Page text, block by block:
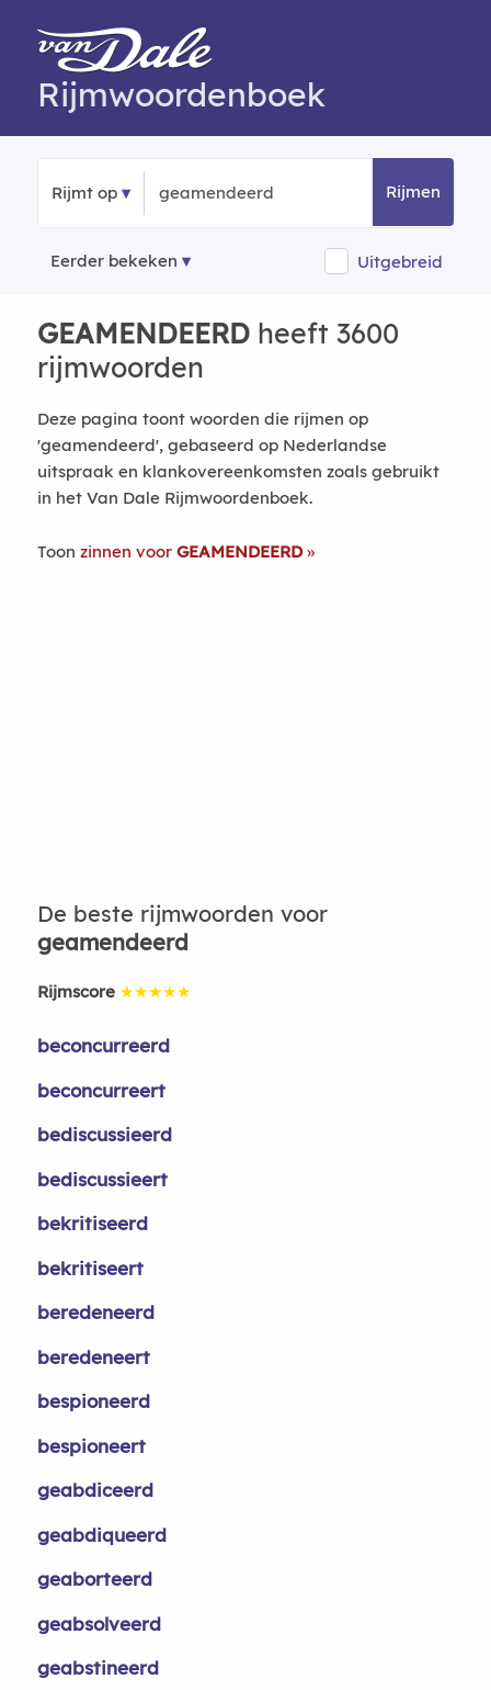
Rijmwoordenboek
Rijmt op Rijmen
Eerder bekeken Uitgebreid
GEAMENDEERDheeft 3600
rijmwoorden
Deze pagina toont woorden die rijmen op
'geamendeerd', gebaseerd op Nederlandse
uitspraak en klankovereenkomsten zoals gebruikt
in het Van Dale Rijmwoordenboek.
Toon zinnen voor GEAMENDEERD
De beste rijmwoorden voor
geamendeerd
Rijmscore ★★★★★
beconcurreerd
beconcurreert
bediscussieerd
bediscussieert
bekritiseerd
bekritiseert
beredeneerd
beredeneert
bespioneerd
bespioneert
geabdiceerd
geabdiqueerd
geaborteerd
geabsolveerd
geabstineerd